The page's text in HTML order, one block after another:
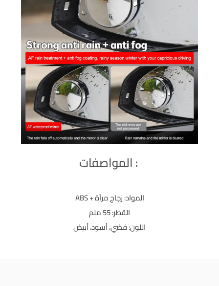
: المواصفات
المواد: زجاج مرآة + ABS
القطر: 55 ملم
اللون: فضي، أسود، أبيض